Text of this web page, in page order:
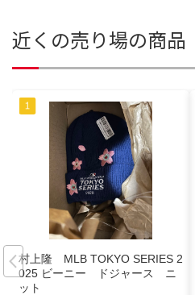
近くの売り場の商品
村上隆 MLB TOKYO SERIES 2
025 ビーニー ドジャース ニ
ット